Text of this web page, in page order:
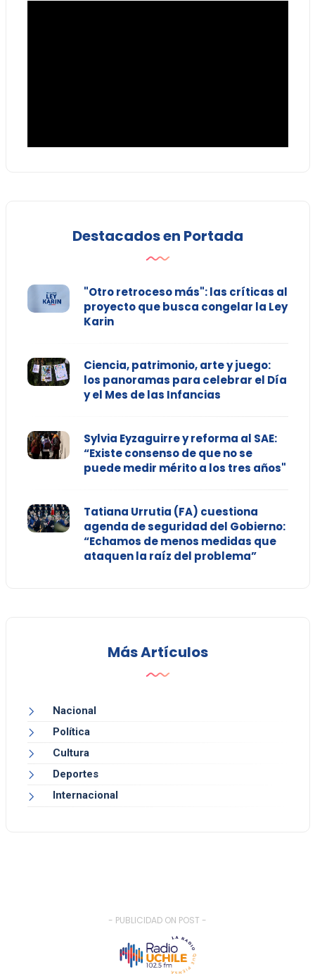
Destacados en Portada
"Otro retroceso más": las críticas al
proyecto que busca congelar la Ley
Karin
Ciencia, patrimonio, arte y juego:
los panoramas para celebrar el Día
y el Mes de las Infancias
Sylvia Eyzaguirre y reforma al SAE:
“Existe consenso de que no se
puede medir mérito a los tres años"
Tatiana Urrutia (FA) cuestiona
agenda de seguridad del Gobierno:
“Echamos de menos medidas que
ataquen la raíz del problema”
Más Artículos
Nacional
Política
Cultura
Deportes
Internacional
- PUBLICIDAD ON POST -